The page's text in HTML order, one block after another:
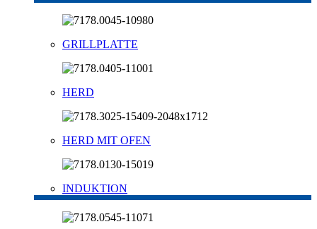
GRILLPLATTE
HERD
HERD MIT OFEN
INDUKTION